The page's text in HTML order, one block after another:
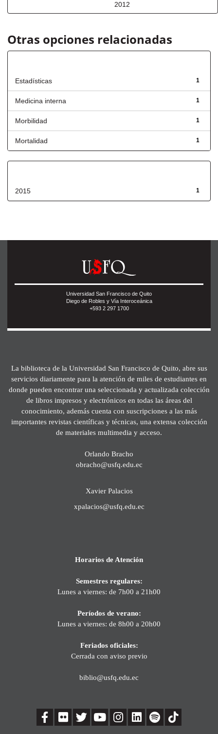
2012
Otras opciones relacionadas
1
Estadísticas
1
Medicina interna
1
Morbilidad
1
Mortalidad
1
2015
Universidad San Francisco de Quito
Diego de Robles y Vía Interoceánica
+593 2 297 1700
La biblioteca de la Universidad San Francisco de Quito, abre sus
servicios diariamente para la atención de miles de estudiantes en
donde pueden encontrar una seleccionada y actualizada colección
de libros impresos y electrónicos en todas las áreas del
conocimiento, además cuenta con suscripciones a las más
importantes revistas científicas y técnicas, una extensa colección
de materiales multimedia y acceso.
Orlando Bracho
obracho@usfq.edu.ec
Xavier Palacios
xpalacios@usfq.edu.ec
Horarios de Atención
Semestres regulares:
Lunes a viernes: de 7h00 a 21h00
Períodos de verano:
Lunes a viernes: de 8h00 a 20h00
Feriados oficiales:
Cerrada con aviso previo
biblio@usfq.edu.ec